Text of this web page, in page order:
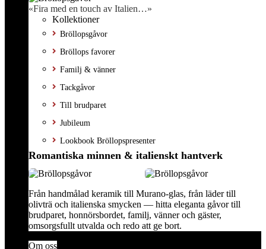
«Fira med en touch av Italien…»
Kollektioner
Bröllopsgåvor
Bröllops favorer
Familj & vänner
Tackgåvor
Till brudparet
Jubileum
Lookbook Bröllopspresenter
Romantiska minnen & italienskt hantverk
Från handmålad keramik till Murano-glas, från läder till
olivträ och italienska smycken — hitta eleganta gåvor till
brudparet, honnörsbordet, familj, vänner och gäster,
omsorgsfullt utvalda och redo att ge bort.
Om oss